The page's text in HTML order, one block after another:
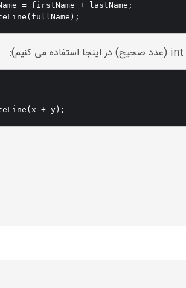
= firstName + lastName;
+ y);